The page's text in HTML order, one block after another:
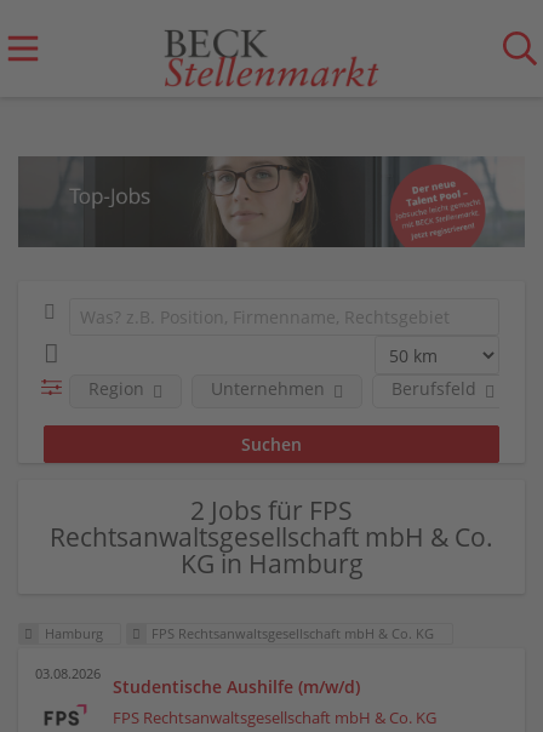
Berufsfeld
Region Unternehmen
2 Jobs für FPS
Rechtsanwaltsgesellschaft mbH & Co.
KG in Hamburg
Hamburg FPS Rechtsanwaltsgesellschaft mbH & Co. KG
03.08.2026
Studentische Aushilfe (m/w/d)
FPS Rechtsanwaltsgesellschaft mbH & Co. KG